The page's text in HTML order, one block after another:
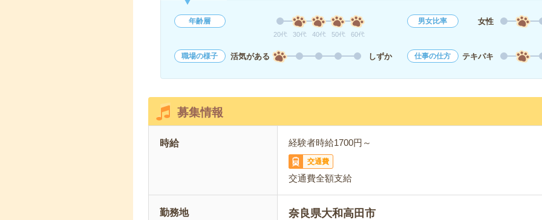
年齢層
20代 30代 40代 50代 60代
男女比率 女性
職場の様子 活気がある しずか 仕事の仕方 テキパキ
募集情報
時給 経験者時給1700円～
交通費
交通費全額支給
勤務地 奈良県大和高田市